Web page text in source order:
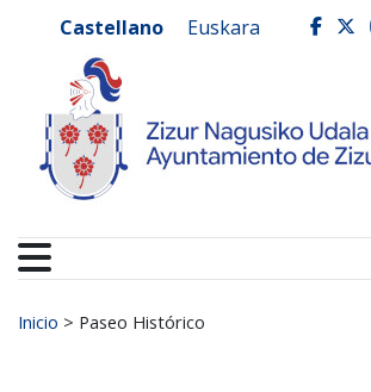
Ayuntamiento
Castellano Euskara
Buscar:
Inicio > Paseo Histórico